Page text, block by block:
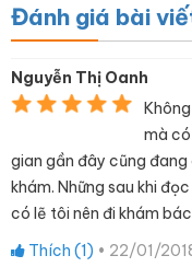
Đánh giá bài
Nguyễn Thị Oanh
mà có
gian gần đây cũng
khám. Những sau khi
có lẽ tôi nên đi khám
Thích (1) • 22/01/